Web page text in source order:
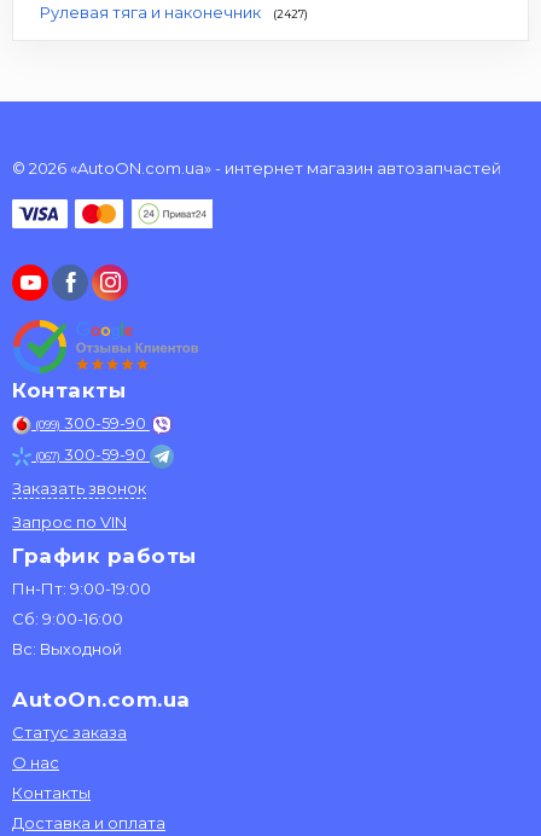
Рулевая тяга и наконечник (2427)
© 2026 «AutoON.com.ua» - интернет магазин автозапчастей
Контакты
(099) 300-59-90
(067) 300-59-90
Заказать звонок
Запрос по VIN
График работы
Пн-Пт: 9:00-19:00
Сб: 9:00-16:00
Вс: Выходной
AutoOn.com.ua
Статус заказа
О нас
Контакты
Доставка и оплата